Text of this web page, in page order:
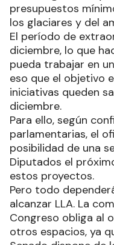
presupuestos
los glaciares y del
El período de
diciembre, lo que
pueda trabajar en
eso que el objetivo
iniciativas queden
diciembre.
Para ello, según
parlamentarias, el
posibilidad de una
Diputados el
estos proyectos.
Pero todo
alcanzar LLA. La
Congreso obliga al
otros espacios, ya